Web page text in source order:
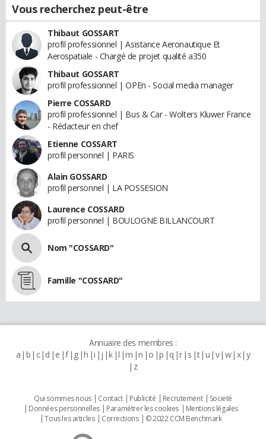
Vous recherchez peut-être
Thibaut GOSSART
profil professionnel | Asistance Aeronautique Et
Aerospatiale - Chargé de projet qualité a350
Thibaut GOSSART
profil professionnel | OPEn - Social media manager
Pierre COSSARD
profil professionnel | Bus & Car - Wolters Kluwer France
- Rédacteur en chef
Etienne COSSART
profil personnel | PARIS
Alain GOSSARD
profil personnel | LA POSSESION
Laurence COSSARD
profil personnel | BOULOGNE BILLANCOURT
Nom "COSSARD"
Famille "COSSARD"
Annuaire des membres :
a b c d e f g h i j k l m n o p q r s t u v w x y
z
Qui sommes nous Contact Publicité Recrutement
Societé
Données personnelles
Paramétrer les cookies
Mentions légales
Tous les articles
Corrections © 2022 CCM Benchmark